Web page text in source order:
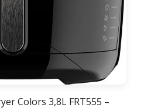
Colors 3,8L FRT555 –